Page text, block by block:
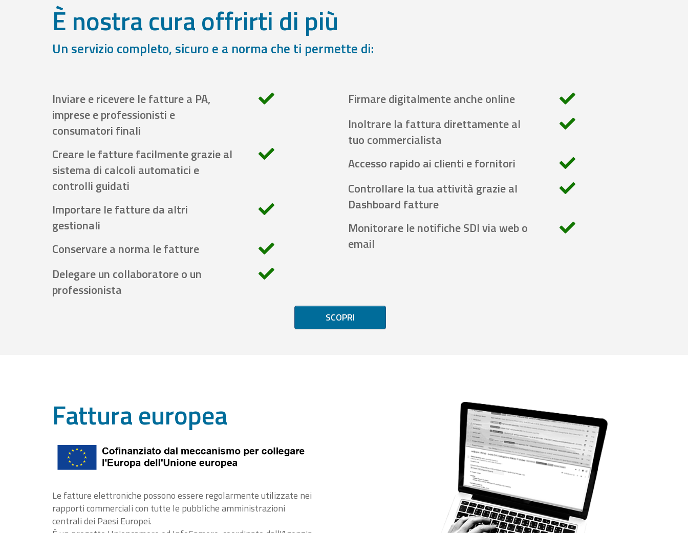
È nostra cura offrirti di più
Un servizio completo, sicuro e a norma che ti permette di:
Inviare e ricevere le fatture a PA,
imprese e professionisti e
consumatori finali
Creare le fatture facilmente grazie al
sistema di calcoli automatici e
controlli guidati
Importare le fatture da altri
gestionali
Conservare a norma le fatture
Delegare un collaboratore o un
professionista
Firmare digitalmente anche online
Inoltrare la fattura direttamente al
tuo commercialista
Accesso rapido ai clienti e fornitori
Controllare la tua attività grazie al
Dashboard fatture
Monitorare le notifiche SDI via web o
email
SCOPRI
Fattura europea
Le fatture elettroniche possono essere regolarmente utilizzate nei
rapporti commerciali con tutte le pubbliche amministrazioni
centrali dei Paesi Europei.